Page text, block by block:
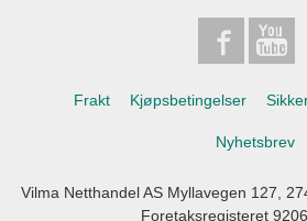
Frakt Kjøpsbetingelser
Nyhetsbrev
Vilma Netthandel AS Myllavegen 127,
Foretaksregisteret